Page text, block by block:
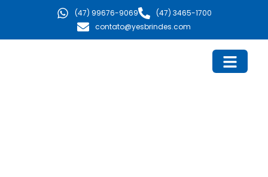
(47) 99676-9069
(47) 3465-1700
contato@yesbrindes.com